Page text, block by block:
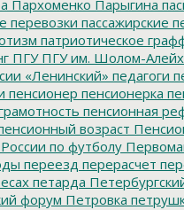
Пархоменко Парыгина
перевозки пассажирские
патриотическое
ПГУПГУ им. Шолом-
«Ленинский» педагоги
пенсионер пенсионерка
пенсионная
возраст
по футболу
переезд перерасчет
петарда
форум Петровка